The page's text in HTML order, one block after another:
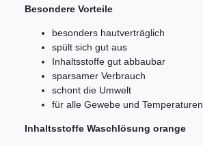
Besondere Vorteile
besonders hautverträglich
spült sich gut aus
Inhaltsstoffe gut abbaubar
sparsamer Verbrauch
schont die Umwelt
für alle Gewebe und Temperaturen
Inhaltsstoffe Waschlösung orange